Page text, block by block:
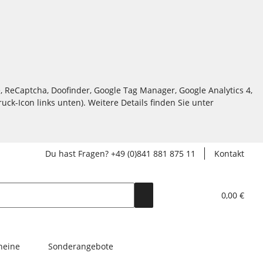
Doofinder, Google Tag Manager, Google Analytics 4,
Icon links unten). Weitere Details finden Sie unter
Du hast Fragen? +49 (0)841 881 875 11 Kontakt
0,00 €
Sonderangebote